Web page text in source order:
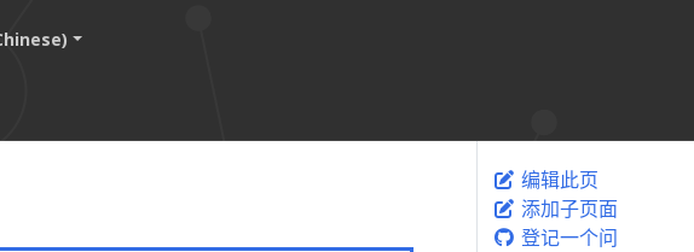
编辑此页
添加子页面
登记一个问